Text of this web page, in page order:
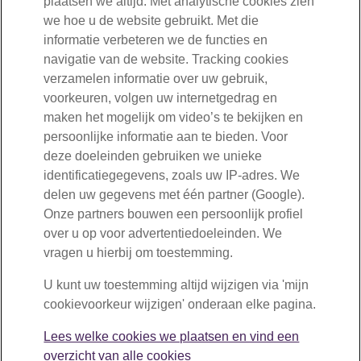
gaan, vooral naar Zeeland. Wat de toekomst ons verder
brengt? We zien het wel. Mijn grootste droom is al
uitgekomen: het behalen van mijn pensioen. Ik heb niks
meer te verliezen.”
Jan Wubs
Jan Wubs (66) uit Luttelgeest is getrouwd met Karien (65).
Hij werkte bij vier verschillende werkgevers en begon
daarnaast zijn eigen onderneming, Schildersbedrijf J. Wubs.
030-277 56 00
Mail ons
Volg ons
we hoe u de website gebruikt. Met die
informatie verbeteren we de functies en
navigatie van de website. Tracking cookies
verzamelen informatie over uw gebruik,
voorkeuren, volgen uw internetgedrag en
maken het mogelijk om video’s te bekijken en
persoonlijke informatie aan te bieden. Voor
deze doeleinden gebruiken we unieke
identificatiegegevens, zoals uw IP-adres. We
delen uw gegevens met één partner (Google).
Onze partners bouwen een persoonlijk profiel
over u op voor advertentiedoeleinden. We
vragen u hierbij om toestemming.
U kunt uw toestemming altijd wijzigen via 'mijn
cookievoorkeur wijzigen' onderaan elke pagina.
Lees welke cookies we plaatsen en vind een
overzicht van alle cookies